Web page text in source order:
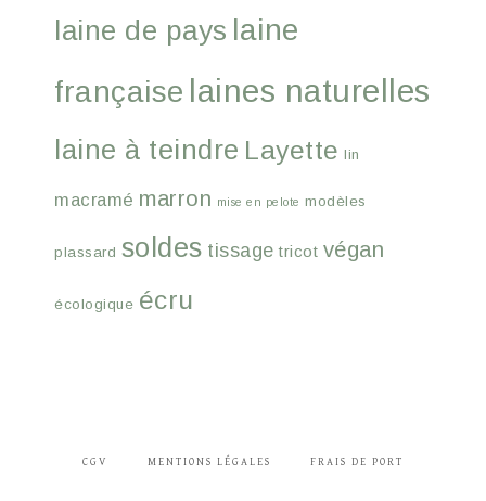
laine de pays laine
française laines naturelles
laine à teindre Layette lin
macramé marron mise en pelote modèles
plassard soldes tissage tricot végan
écologique écru
CGV MENTIONS LÉGALES FRAIS DE PORT